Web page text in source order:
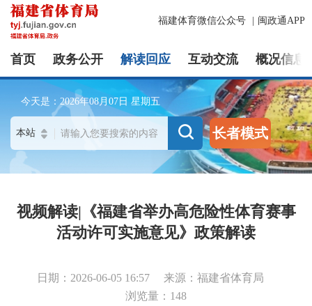
福建体育微信公众号 闽政通APP
首页 政务公开 解读回应 互动交流 概况信息
今天是： 2026年08月07日 星期五
长者模式
视频解读|《福建省举办高危险性体育赛事
活动许可实施意见》政策解读
日期：2026-06-05 16:57
来源：福建省体育局
浏览量：148